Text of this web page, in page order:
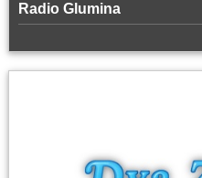
Radio Glumina